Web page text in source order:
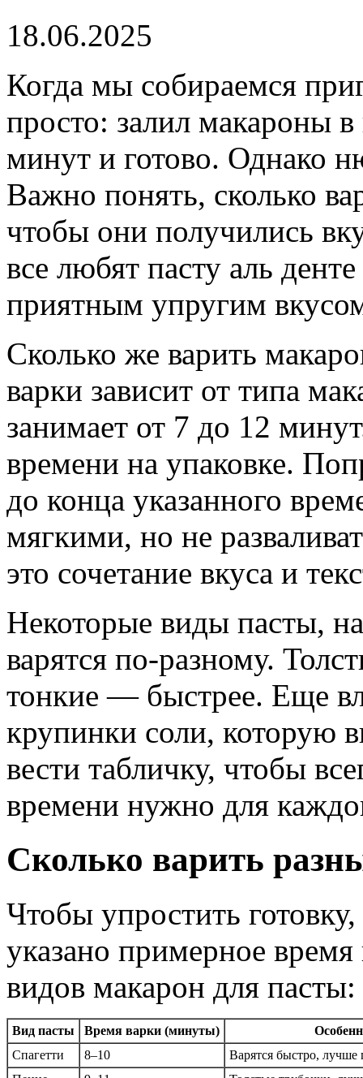
18.06.2025
Когда мы собираемся
просто: залил макароны
минут и готово. Однако
Важно понять, сколько
чтобы они получились
все любят пасту аль
приятным упругим
Сколько же варить
варки зависит от типа
занимает от 7 до 12
времени на упаковке.
до конца указанного
мягкими, но не
это сочетание вкуса и
Некоторые виды пасты,
варятся по-разному.
тонкие — быстрее. Еще
крупинки соли, которую
вести табличку, чтобы
времени нужно для
Сколько варить
Чтобы упростить
указано примерное
видов макарон для пасты:
Вид пасты Время варки (минуты)
Спагетти
8–10
Варятся быстро, лучше